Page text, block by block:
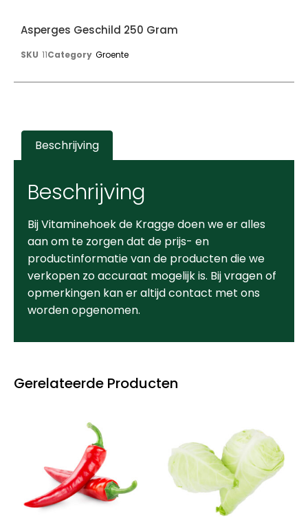
Gerelateerde Producten
Asperges Geschild 250 Gram
SKU 11Category Groente
Beschrijving
Beschrijving
Bij Vitaminehoek de Kragge doen we er alles
aan om te zorgen dat de prijs- en
productinformatie van de producten die we
verkopen zo accuraat mogelijk is. Bij vragen of
opmerkingen kan er altijd contact met ons
worden opgenomen.